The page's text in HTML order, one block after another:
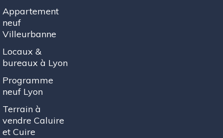
Appartement
neuf
Villeurbanne
Locaux &
bureaux à Lyon
Programme
neuf Lyon
Terrain à
vendre Caluire
et Cuire